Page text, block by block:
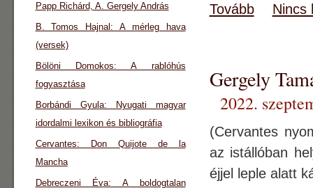
Tovább Nincs
Gergely
2022.
(Cervantes
az istállóban
éjjel leple alatt
Papp Richárd, A. Gergely András
B. Tomos Hajnal: A mérleg hava
(versek)
Bölöni Domokos: A rablóhús
fogyasztása
Borbándi Gyula: Nyugati magyar
idordalmi lexikon és bibliográfia
Cervantes: Don Quijote de la
Mancha
Debreczeni Éva: A boldogtalan